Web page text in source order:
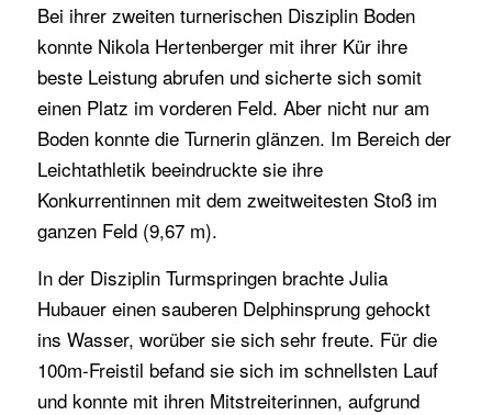
Bei ihrer zweiten turnerischen Disziplin Boden
konnte Nikola Hertenberger mit ihrer Kür ihre
beste Leistung abrufen und sicherte sich somit
einen Platz im vorderen Feld. Aber nicht nur am
Boden konnte die Turnerin glänzen. Im Bereich der
Leichtathletik beeindruckte sie ihre
Konkurrentinnen mit dem zweitweitesten Stoß im
ganzen Feld (9,67 m).
In der Disziplin Turmspringen brachte Julia
Hubauer einen sauberen Delphinsprung gehockt
ins Wasser, worüber sie sich sehr freute. Für die
100m-Freistil befand sie sich im schnellsten Lauf
und konnte mit ihren Mitstreiterinnen, aufgrund